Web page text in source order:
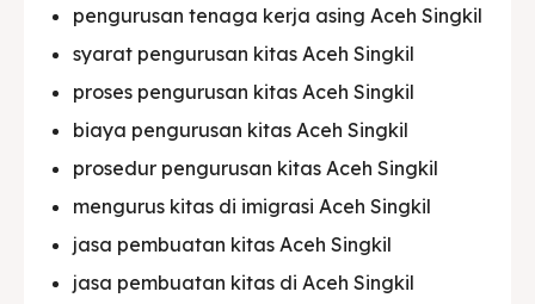
pengurusan tenaga kerja asing Aceh Singkil
syarat pengurusan kitas Aceh Singkil
proses pengurusan kitas Aceh Singkil
biaya pengurusan kitas Aceh Singkil
prosedur pengurusan kitas Aceh Singkil
mengurus kitas di imigrasi Aceh Singkil
jasa pembuatan kitas Aceh Singkil
jasa pembuatan kitas di Aceh Singkil